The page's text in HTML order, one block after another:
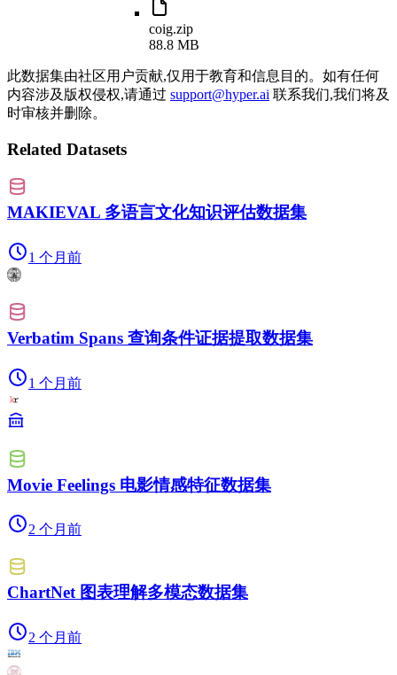
coig.zip
88.8 MB
此数据集由社区用户贡献,仅用于教育和信息目的。如有任何
内容涉及版权侵权,请通过 support@hyper.ai 联系我们,我们将及
时审核并删除。
Related Datasets
MAKIEVAL 多语言文化知识评估数据集
1 个月前
Verbatim Spans 查询条件证据提取数据集
1 个月前
Movie Feelings 电影情感特征数据集
2 个月前
ChartNet 图表理解多模态数据集
2 个月前